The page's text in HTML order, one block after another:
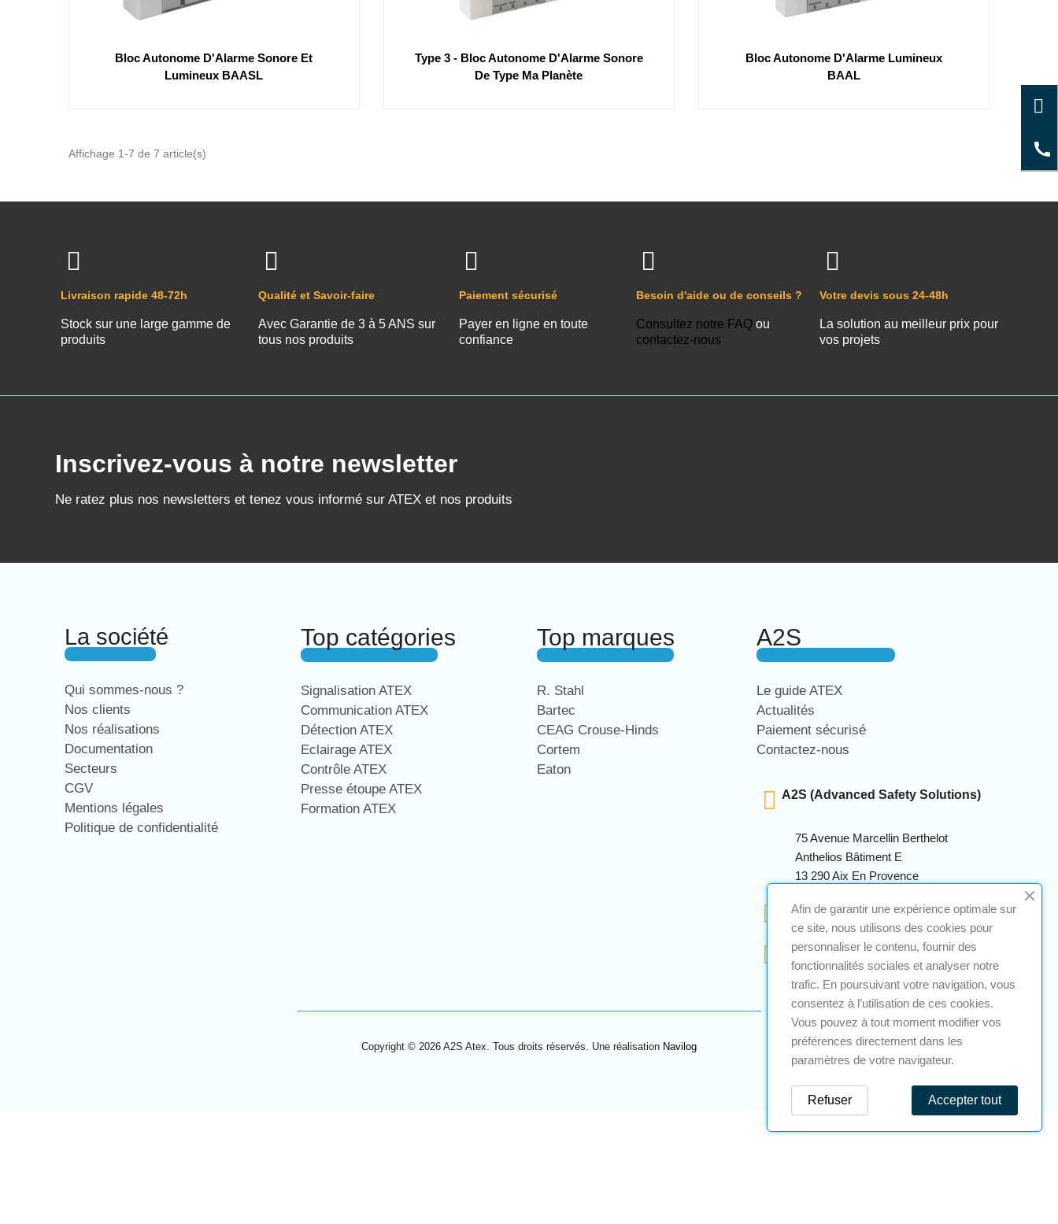
Bloc Autonome D'Alarme Sonore Et
Lumineux BAASL
Type 3 - Bloc Autonome D'Alarme Sonore
De Type Ma Planète
Bloc Autonome D'Alarme Lumineux
BAAL
Affichage 1-7 de 7 article(s)
Livraison rapide 48-72h
Stock sur une large gamme de
produits
Qualité et Savoir-faire
Avec Garantie de 3 à 5 ANS sur
tous nos produits
Paiement sécurisé
Payer en ligne en toute
confiance
Besoin d'aide ou de conseils ?
Consultez notre FAQou
contactez-nous
Votre devis sous 24-48h
La solution au meilleur prix pour
vos projets
Inscrivez-vous à notre newsletter
Ne ratez plus nos newsletters et tenez vous informé sur ATEX et nos produits
La société
Qui sommes-nous ?
Nos clients
Nos réalisations
Documentation
Secteurs
CGV
Mentions légales
Politique de confidentialité
Top catégories
Signalisation ATEX
Communication ATEX
Détection ATEX
Eclairage ATEX
Contrôle ATEX
Presse étoupe ATEX
Formation ATEX
Top marques
R. Stahl
Bartec
CEAG Crouse-Hinds
Cortem
Eaton
A2S
Le guide ATEX
Actualités
Paiement sécurisé
Contactez-nous
A2S (Advanced Safety Solutions)
75 Avenue Marcellin Berthelot
Anthelios Bâtiment E
13 290 Aix En Provence
+33 (0)4 12 28 00 69
contact@a2s-atex.com
Copyright © 2026 A2S Atex. Tous droits réservés. Une réalisation Navilog
Afin de garantir une expérience optimale sur
ce site, nous utilisons des cookies pour
personnaliser le contenu, fournir des
fonctionnalités sociales et analyser notre
trafic. En poursuivant votre navigation, vous
consentez à l’utilisation de ces cookies.
Vous pouvez à tout moment modifier vos
préférences directement dans les
paramètres de votre navigateur.
Accepter tout
Refuser